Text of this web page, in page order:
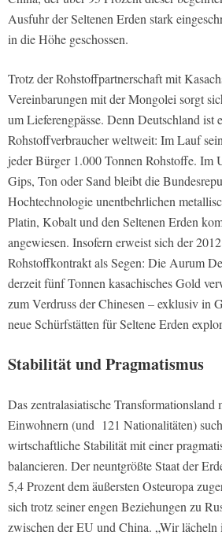
Ausfuhr der Seltenen Erden stark
in die Höhe geschossen.
Trotz der Rohstoffpartnerschaft mit
Vereinbarungen mit der Mongolei sorgt
um Lieferengpässe. Denn Deutschland ist
Rohstoffverbraucher weltweit: Im Lauf
jeder Bürger 1.000 Tonnen Rohstoffe. Im
Gips, Ton oder Sand bleibt die
Hochtechnologie unentbehrlichen
Platin, Kobalt und den Seltenen Erden
angewiesen. Insofern erweist sich der
Rohstoffkontrakt als Segen: Die Aurum
derzeit fünf Tonnen kasachisches Gold
zum Verdruss der Chinesen – exklusiv in
neue Schürfstätten für Seltene Erden
Stabilität und Pragmatismus
Das zentralasiatische
Einwohnern (und 121 Nationalitäten)
wirtschaftliche Stabilität mit einer
balancieren. Der neuntgrößte Staat der
5,4 Prozent dem äußersten Osteuropa
sich trotz seiner engen Beziehungen zu
zwischen der EU und China. „Wir lächeln